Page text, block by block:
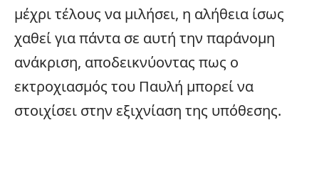
μέχρι τέλους να μιλήσει, η αλήθεια ίσως
χαθεί για πάντα σε αυτή την παράνομη
ανάκριση, αποδεικνύοντας πως ο
εκτροχιασμός του Παυλή μπορεί να
στοιχίσει στην εξιχνίαση της υπόθεσης.